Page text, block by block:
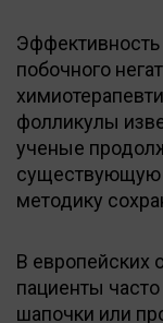
побочного
фолликулы
ученые
существующую
методику
В европейских
пациенты
шапочки или